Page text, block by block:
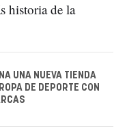
historia de la
UNA NUEVA TIENDA
DE DEPORTE CON